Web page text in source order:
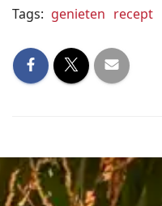
Tags: genieten recept